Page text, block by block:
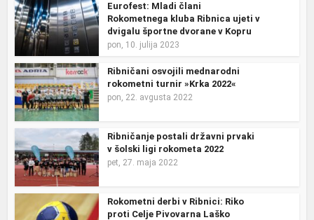
Eurofest: Mladi člani
Rokometnega kluba Ribnica ujeti v
dvigalu športne dvorane v Kopru
pon, 10. julija 2023
Ribničani osvojili mednarodni
rokometni turnir »Krka 2022«
pon, 22. avgusta 2022
Ribničanje postali državni prvaki
v šolski ligi rokometa 2022
pet, 27. maja 2022
Rokometni derbi v Ribnici: Riko
proti Celje Pivovarna Laško